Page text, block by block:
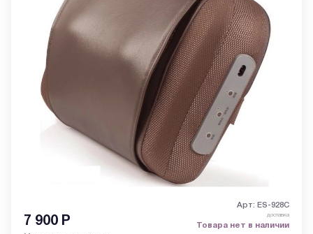
Арт: ES-928C
7 900 Р доставка
Товара нет в наличии